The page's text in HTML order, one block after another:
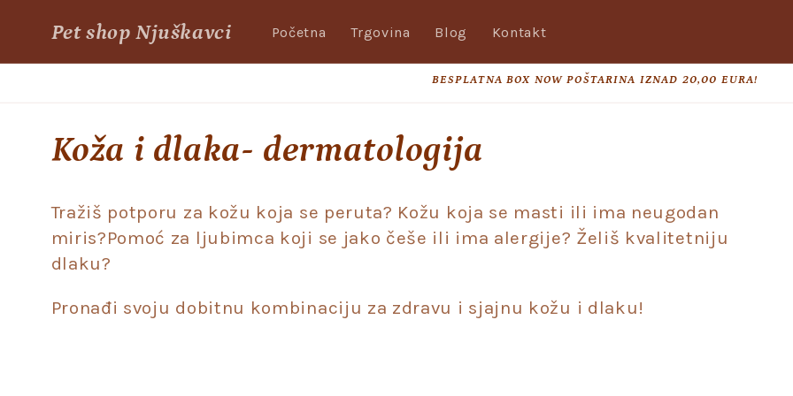
content
Pet shop Njuškavci Početna Trgovina Blog Kontakt
BESPLATNA BOX NOW POŠTARINA IZNAD 20,00 EURA!
C
o
l
Koža i dlaka- dermatologija
Tražiš potporu za kožu koja se peruta? Kožu koja se masti ili ima neugodan
miris?Pomoć za ljubimca koji se jako češe ili ima alergije? Želiš kvalitetniju
dlaku?
Pronađi svoju dobitnu kombinaciju za zdravu i sjajnu kožu i dlaku!